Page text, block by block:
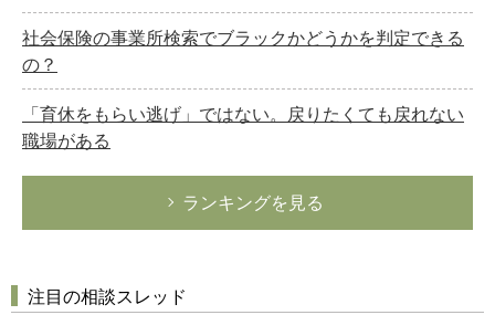
社会保険の事業所検索でブラックかどうかを判定できる
の？
「育休をもらい逃げ」ではない。戻りたくても戻れない
職場がある
ランキングを見る
注目の相談スレッド